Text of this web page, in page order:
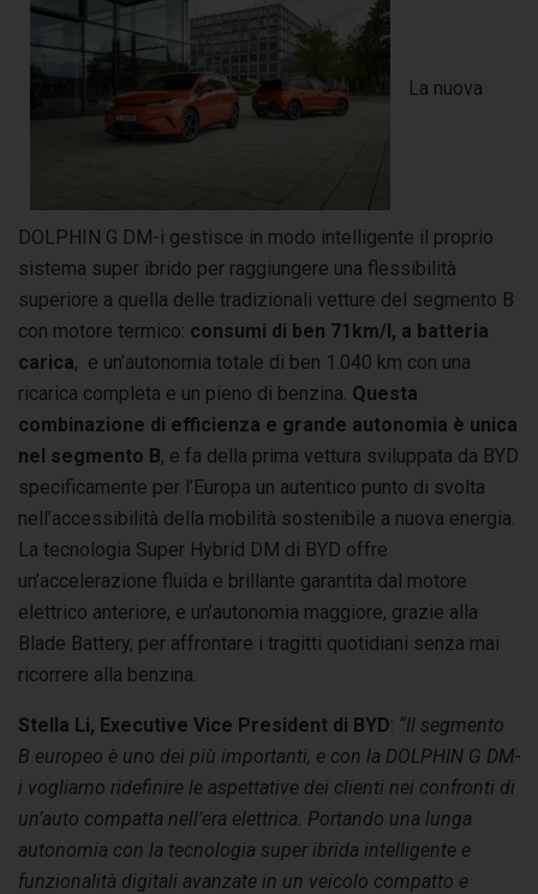
La nuova
DOLPHIN G DM-i gestisce in modo intelligente il proprio
sistema super ibrido per raggiungere una flessibilità
superiore a quella delle tradizionali vetture del segmento B
con motore termico: consumi di ben 71km/l, a batteria
carica, e un’autonomia totale di ben 1.040 km con una
ricarica completa e un pieno di benzina. Questa
combinazione di efficienza e grande autonomia è unica
nel segmento B, e fa della prima vettura sviluppata da BYD
specificamente per l’Europa un autentico punto di svolta
nell’accessibilità della mobilità sostenibile a nuova energia.
La tecnologia Super Hybrid DM di BYD offre
un’accelerazione fluida e brillante garantita dal motore
elettrico anteriore, e un’autonomia maggiore, grazie alla
Blade Battery, per affrontare i tragitti quotidiani senza mai
ricorrere alla benzina.
Stella Li, Executive Vice President di BYD: “Il segmento
B europeo è uno dei più importanti, e con la DOLPHIN G DM-
i vogliamo ridefinire le aspettative dei clienti nei confronti di
un’auto compatta nell’era elettrica. Portando una lunga
autonomia con la tecnologia super ibrida intelligente e
funzionalità digitali avanzate in un veicolo compatto e